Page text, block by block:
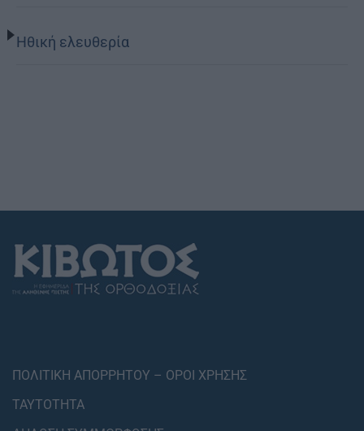
Ηθική ελευθερία
ΠΟΛΙΤΙΚΗ ΑΠΟΡΡΗΤΟΥ – ΟΡΟΙ ΧΡΗΣΗΣ
ΤΑΥΤΟΤΗΤΑ